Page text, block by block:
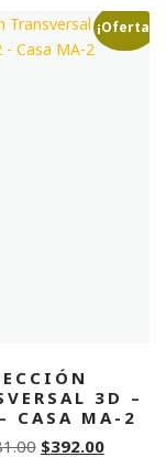
$1,081.00.
¡Oferta!
3D –
CASA MA-2
Original
$392.00Current